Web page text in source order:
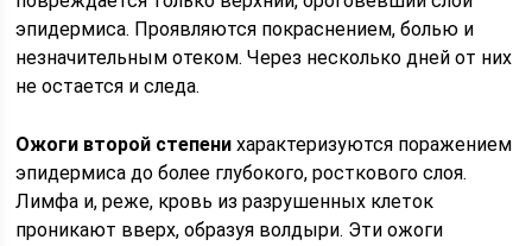
эпидермиса. Проявляются покраснением, болью и
незначительным отеком. Через несколько дней от них
не остается и следа.
Ожоги второй степени характеризуются поражением
эпидермиса до более глубокого, росткового слоя.
Лимфа и, реже, кровь из разрушенных клеток
проникают вверх, образуя волдыри. Эти ожоги